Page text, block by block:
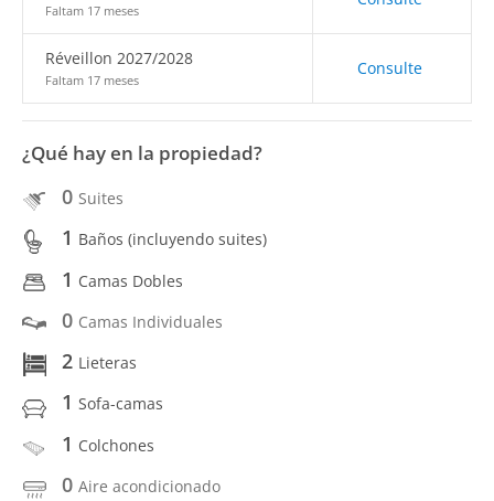
Faltam 17 meses
Réveillon 2027/2028
Faltam 17 meses
Consulte
¿Qué hay en la propiedad?
0 Suites
1 Baños (incluyendo suites)
1 Camas Dobles
0 Camas Individuales
2 Lieteras
1 Sofa-camas
1 Colchones
0 Aire acondicionado